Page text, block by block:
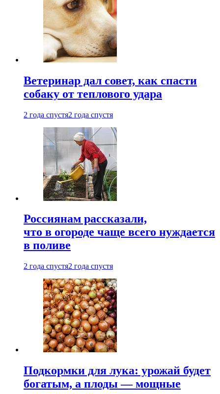
Ветеринар дал совет, как спасти
собаку от теплового удара
2 года спустя2 года спустя
Россиянам рассказали,
что в огороде чаще всего нуждается
в поливе
2 года спустя2 года спустя
Подкормки для лука: урожай будет
богатым, а плоды — мощные